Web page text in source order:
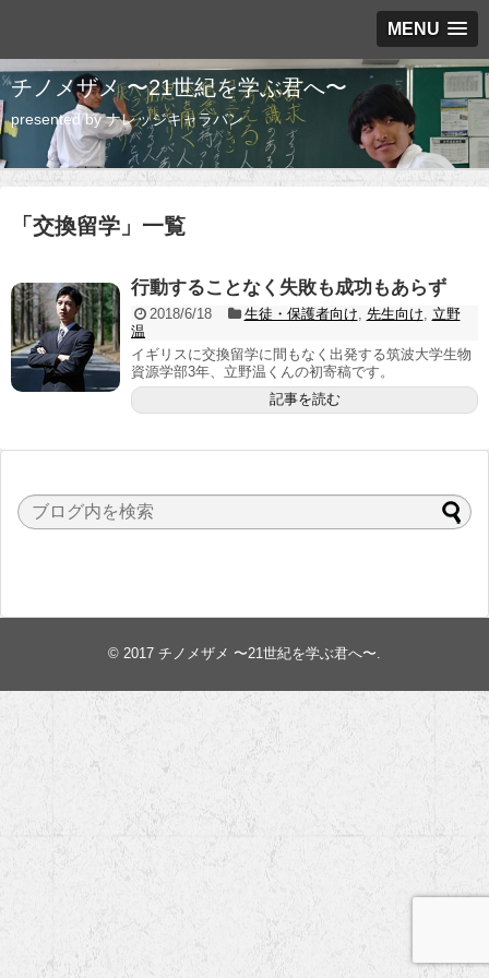
MENU
チノメザメ 〜21世紀を学ぶ君へ〜
presented by ナレッジキャラバン
「 交換留学 」 一覧
行動することなく失敗も成功もあらず
2018/6/18 生徒・保護者向け 先生向け
立野
温
イギリスに交換留学に間もなく出発する筑波大学生物
資源学部3年、立野温くんの初寄稿です。
記事を読む
© 2017 チノメザメ 〜21世紀を学ぶ君へ〜